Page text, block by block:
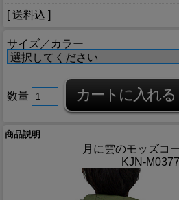
[ 送料込 ]
サイズ／カラー
数量
商品説明
月に雲のモッズコ
KJN-